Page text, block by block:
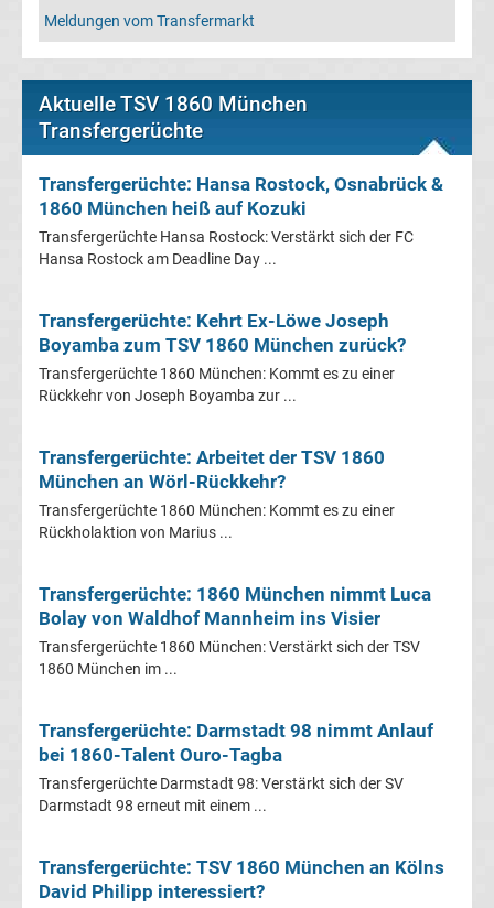
Transfergerüchte
Borussia
Dortmund
Transfergerüchte
Chemnitzer
Dresden
Transfergerüchte
Braunschweig
Meldungen vom Transfermarkt
Aktuelle TSV 1860 München
Transfergerüchte
Transfergerüchte: Hansa Rostock, Osnabrück &
1860 München heiß auf Kozuki
Transfergerüchte Hansa Rostock: Verstärkt sich der FC
Hansa Rostock am Deadline Day ...
Transfergerüchte: Kehrt Ex-Löwe Joseph
Boyamba zum TSV 1860 München zurück?
Transfergerüchte 1860 München: Kommt es zu einer
Rückkehr von Joseph Boyamba zur ...
Transfergerüchte: Arbeitet der TSV 1860
München an Wörl-Rückkehr?
Transfergerüchte 1860 München: Kommt es zu einer
Rückholaktion von Marius ...
Transfergerüchte: 1860 München nimmt Luca
Bolay von Waldhof Mannheim ins Visier
Transfergerüchte 1860 München: Verstärkt sich der TSV
1860 München im ...
Transfergerüchte: Darmstadt 98 nimmt Anlauf
bei 1860-Talent Ouro-Tagba
Transfergerüchte Darmstadt 98: Verstärkt sich der SV
Darmstadt 98 erneut mit einem ...
Transfergerüchte: TSV 1860 München an Kölns
David Philipp interessiert?